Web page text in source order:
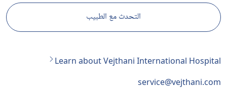
التحدث مع الطبيب
Learn about Vejthani International Hospital
service@vejthani.com